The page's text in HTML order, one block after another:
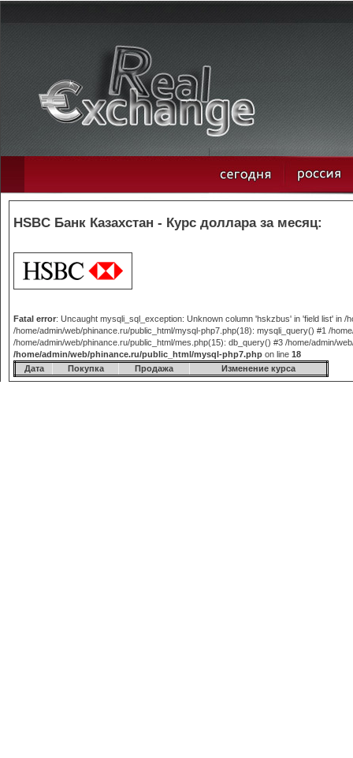
HSBC Банк Казахстан - Курс доллара за месяц:
Fatal error: Uncaught mysqli_sql_exception: Unknown column 'hskzbus' in 'field list' in
/home/admin/web/phinance.ru/public_html/mysql-php7.php(18): mysqli_query() #1 /
/home/admin/web/phinance.ru/public_html/mes.php(15): db_query() #3 /home/admin/
/home/admin/web/phinance.ru/public_html/mysql-php7.php on line 18
Дата
Покупка Продажа Изменение курса